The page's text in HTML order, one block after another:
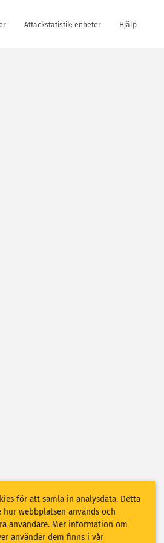
Attackstatistik: enheter Hjälp
för att samla in analysdata. Detta
webbplatsen används och
användare. Mer information om
använder dem finns i vår